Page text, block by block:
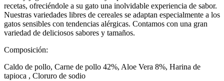
recetas, ofreciéndole a su gato una inolvidable experiencia de sabor.
Nuestras variedades libres de cereales se adaptan especialmente a los
gatos sensibles con tendencias alérgicas. Contamos con una gran
variedad de deliciosos sabores y tamaños.
Composición:
Caldo de pollo, Carne de pollo 42%, Aloe Vera 8%, Harina de
tapioca , Cloruro de sodio